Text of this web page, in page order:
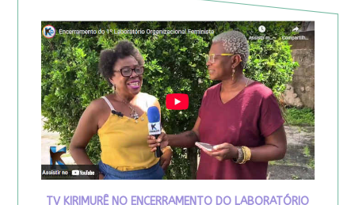
TV KIRIMURÊ NO ENCERRAMENTO DO LABORATÓRIO